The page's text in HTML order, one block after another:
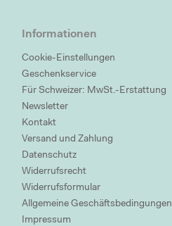
Informationen
Cookie-Einstellungen
Geschenkservice
Für Schweizer: MwSt.-Erstattung
Newsletter
Kontakt
Versand und Zahlung
Datenschutz
Widerrufsrecht
Widerrufsformular
Allgemeine Geschäftsbedingungen
Impressum